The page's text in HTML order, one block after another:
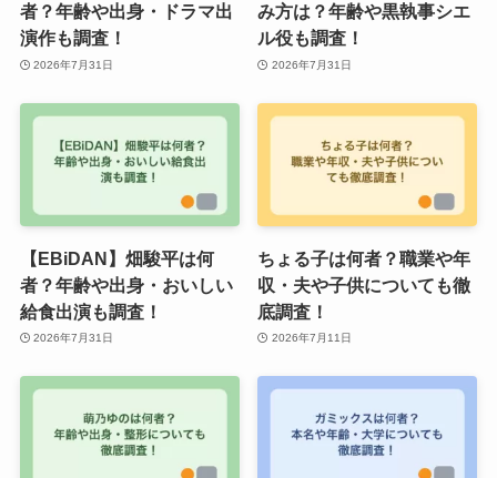
者？年齢や出身・ドラマ出
演作も調査！
2026年7月31日
み方は？年齢や黒執事シエ
ル役も調査！
2026年7月31日
【EBiDAN】畑駿平は何
者？年齢や出身・おいしい
給食出演も調査！
2026年7月31日
ちょる子は何者？職業や年
収・夫や子供についても徹
底調査！
2026年7月11日